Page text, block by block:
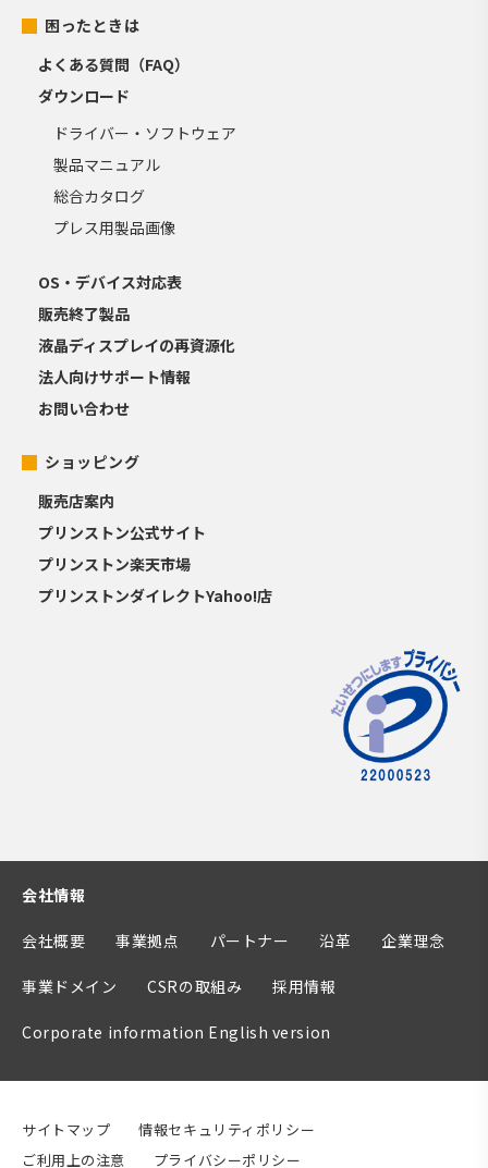
困ったときは
よくある質問（FAQ）
ダウンロード
ドライバー・ソフトウェア
製品マニュアル
総合カタログ
プレス用製品画像
OS・デバイス対応表
販売終了製品
液晶ディスプレイの再資源化
法人向けサポート情報
お問い合わせ
ショッピング
販売店案内
プリンストン公式サイト
プリンストン楽天市場
プリンストンダイレクトYahoo!店
会社情報
会社概要 事業拠点 パートナー 沿革 企業理念
事業ドメイン CSRの取組み 採用情報
Corporate information English version
サイトマップ
情報セキュリティポリシー
ご利用上の注意
プライバシーポリシー